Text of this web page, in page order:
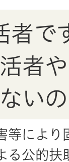
者で
者
い
等により
る公的扶